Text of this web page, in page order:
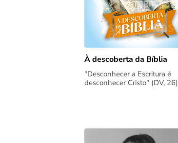
À descoberta da Bíblia
"Desconhecer a Escritura é
desconhecer Cristo" (DV, 26)